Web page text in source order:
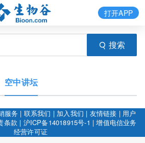
搜索
打开APP
空中讲坛
服务 | 联系我们 | 加入我们 | 友情链接 | 用户
条款 | 沪ICP备14018915号-1 |增值电信业务
经营许可证